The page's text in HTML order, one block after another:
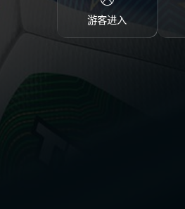
游客进入